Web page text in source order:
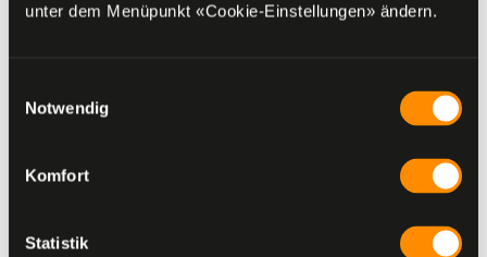
unter dem Menüpunkt «Cookie-Einstellungen» ändern.
Notwendig
Komfort
Statistik